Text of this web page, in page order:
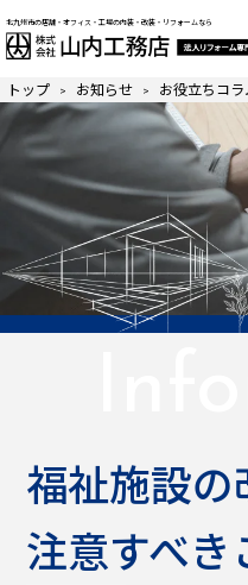
北九州市の店舗・オフィス・工場の内装・改装・リフォームなら
トップ > お知らせ > お役立ちコラ
福祉施設
注意すべき